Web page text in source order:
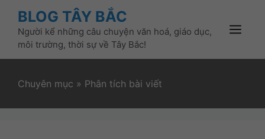
content
BLOG TÂY BẮC
Người kể những câu chuyện văn hoá, giáo dục,
môi trường, thời sự về Tây Bắc!
Menu
Chuyên mục » Phân tích bài viết